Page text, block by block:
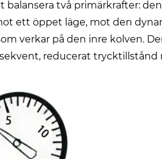
två primärkrafter:
ett öppet läge, mot den
verkar på den inre kolven.
reducerat trycktillstånd